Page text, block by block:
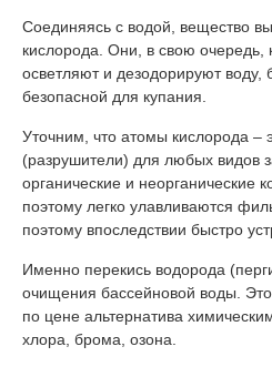
Соединяясь с водой, вещество
кислорода. Они, в свою очередь,
осветляют и дезодорируют воду,
безопасной для купания.
Уточним, что атомы кислорода –
(разрушители) для любых видов
органические и неорганические
поэтому легко улавливаются
поэтому впоследствии быстро
Именно перекись водорода
очищения бассейновой воды.
по цене альтернатива
хлора, брома, озона.